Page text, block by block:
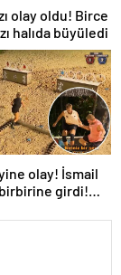
olay oldu! Birce
halıda büyüledi
olay! İsmail
girdi!